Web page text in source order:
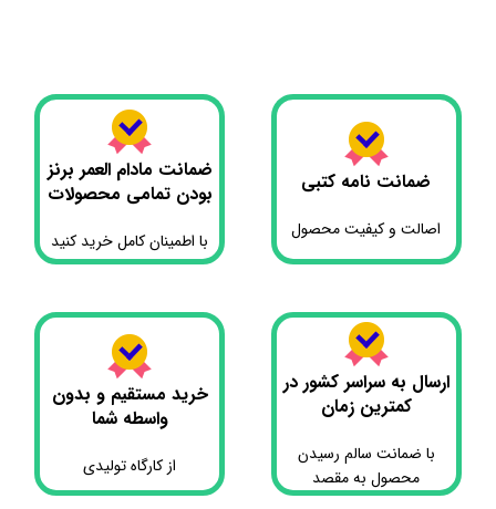
ضمانت نامه کتبی
اصالت و کیفیت محصول
ضمانت مادام العمر برنز
بودن تمامی محصولات
با اطمینان کامل خرید کنید
ارسال به سراسر کشور در
کمترین زمان
با ضمانت سالم رسیدن
محصول به مقصد
خرید مستقیم و بدون
واسطه شما
از کارگاه تولیدی